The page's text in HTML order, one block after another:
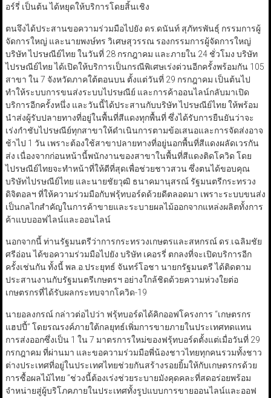
อร์รี่ เป็นต้น ได้หยุดให้บริการโดยสิ้นเชิง
ตนจึงได้ประสานขอความร่วมมือไปยัง ดร.ดนันท์ สุภัทรพันธุ์ กรรมการผู้
จัดการใหญ่ และนายพงษ์ทร วิเศษสุวรรณ รองกรรมการผู้จัดการใหญ่
บริษัท ไปรษณีย์ไทย ในวันที่ 28 กรกฎาคม และภายใน 24 ชั่วโมง บริษัท
ไปรษณีย์ไทย ได้เปิดให้บริการเป็นกรณีพิเศษเร่งด่วนอีกครั้งพร้อมกัน 105
สาขา ใน 7 จังหวัดภาคใต้ตอนบน ตั้งแต่วันที่ 29 กรกฎาคม เป็นต้นไป
ทำให้ระบบการขนส่งระบบไปรษณีย์ และการค้าออนไลน์กลับมาเปิด
บริการอีกครั้งหนึ่ง และวันนี้ได้ประสานกับบริษัท ไปรษณีย์ไทย ให้พร้อม
นำส่งผู้รับปลายทางที่อยู่ในพื้นที่สีแดงทุกพื้นที่ ซึ่งได้รับการยืนยันว่าจะ
เร่งกำชับไปรษณีย์ทุกสาขาให้ดำเนินการตามข้อเสนอและการจัดส่งอาจ
ช้าไป 1 วัน เพราะต้องใช้สาขาปลายทางที่อยู่นอกพื้นที่สีแดงผลัดเวรกัน
ส่ง เนื่องจากก่อนหน้านี้พนักงานของสาขาในพื้นที่สีแดงติดโควิด โดย
ไปรษณีย์ไทยจะทำหน้าที่ให้ดีที่สุดเพื่อช่วยชาวสวน ซึ่งตนได้ขอบคุณ
บริษัทไปรษณีย์ไทย และนายชัยวุฒิ ธนาคมานุสรณ์ รัฐมนตรีกระทรวง
ดิจิตอลฯ ที่ให้ความร่วมมือกับฟรุ้ทบอร์ดด้วยดีตลอดมา เพราะระบบขนส่ง
เป็นกลไกสำคัญในการค้าขายและระบายผลไม้ออกจากแหล่งผลิตทั้งการ
ค้าแบบออฟไลน์และออนไลน์
นอกจากนี้ ท่านรัฐมนตรีว่าการกระทรวงเกษตรและสหกรณ์ ดร.เฉลิมชัย
ศรีอ่อน ได้ขอความร่วมมือไปยัง บริษัท เคอรรี่ ตกลงที่จะเปิดบริการอีก
ครั้งเช่นกัน ทั้งนี้ พล.อ.ประยุทธ์ จันทร์โอชา นายกรัฐมนตรี ได้ติดตาม
ประสานงานกับรัฐมนตรีเกษตรฯ อย่างใกล้ชิดด้วยความห่วงใยต่อ
เกษตรกรที่ได้รับผลกระทบจากโควิด-19
นายอลงกรณ์ กล่าวต่อไปว่า ฟรุ้ทบอร์ดได้คิกออฟโครงการ “เกษตรกร
แฮปปี้” โดยรณรงค์ภายใต้กลยุทธ์เพิ่มการขายภายในประเทศทดแทน
การส่งออกซึ่งเป็น 1 ใน 7 มาตรการใหม่ของฟรุ้ทบอร์ดตั้งแต่เมื่อวันที่ 29
กรกฎาคม ที่ผ่านมา และขอความร่วมมือพี่น้องชาวไทยทุกคนรวมทั้งชาว
ต่างประเทศที่อยู่ในประเทศไทยช่วยกันสร้างรอยยิ้มให้กับเกษตรกรด้วย
การซื้อผลไม้ไทย “ช่วงนี้ต้องเร่งช่วยระบายมังคุดคละที่สดอร่อยพร้อม
จำหน่ายสู่ผู้บริโภคภายในประเทศทั้งรูปแบบการขายออนไลน์และออฟ